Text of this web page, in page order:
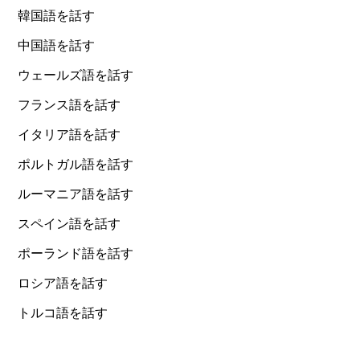
韓国語を話す
中国語を話す
ウェールズ語を話す
フランス語を話す
イタリア語を話す
ポルトガル語を話す
ルーマニア語を話す
スペイン語を話す
ポーランド語を話す
ロシア語を話す
トルコ語を話す